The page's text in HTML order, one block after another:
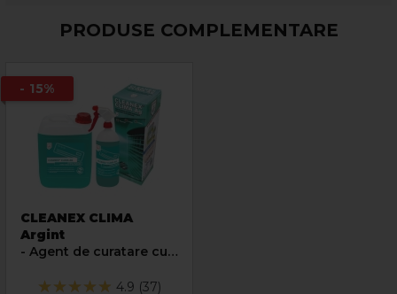
PRODUSE COMPLEMENTARE
- 15%
CLEANEX CLIMA
Argint
- Agent de curatare cu
pentru aparate de aer
4.9 (37)